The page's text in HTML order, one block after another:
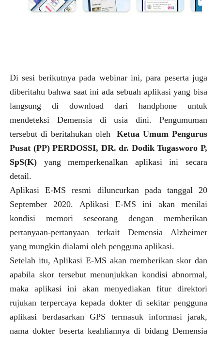
Di sesi berikutnya pada webinar ini, para peserta juga
diberitahu bahwa saat ini ada sebuah aplikasi yang bisa
langsung di download dari handphone untuk
mendeteksi Demensia di usia dini. Pengumuman
tersebut di beritahukan olehKetua Umum Pengurus
Pusat (PP) PERDOSSI, DR. dr. Dodik Tugasworo P,
SpS(K) yang memperkenalkan aplikasi ini secara
detail.
Aplikasi E-MS resmi diluncurkan pada tanggal 20
September 2020. Aplikasi E-MS ini akan menilai
kondisi memori seseorang dengan memberikan
pertanyaan-pertanyaan terkait Demensia Alzheimer
yang mungkin dialami oleh pengguna aplikasi.
Setelah itu, Aplikasi E-MS akan memberikan skor dan
apabila skor tersebut menunjukkan kondisi abnormal,
maka aplikasi ini akan menyediakan fitur direktori
rujukan terpercaya kepada dokter di sekitar pengguna
aplikasi berdasarkan GPS termasuk informasi jarak,
nama dokter beserta keahliannya di bidang Demensia